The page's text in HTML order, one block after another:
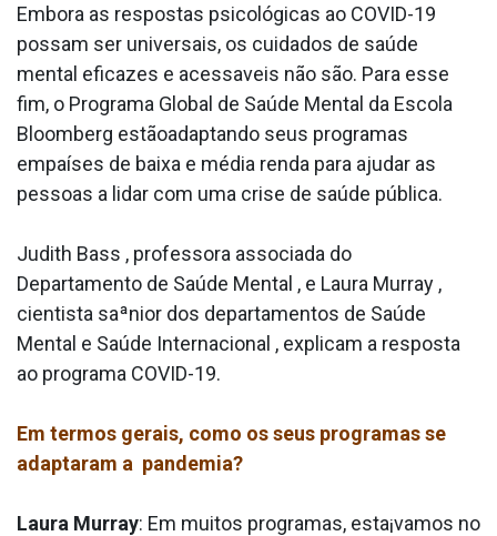
Embora as respostas psicológicas ao COVID-19
possam ser universais, os cuidados de saúde
mental eficazes e acessa­veis não são. Para esse
fim, o Programa Global de Saúde Mental da Escola
Bloomberg estãoadaptando seus programas
empaíses de baixa e média renda para ajudar as
pessoas a lidar com uma crise de saúde pública.
Judith Bass , professora associada do
Departamento de Saúde Mental , e Laura Murray ,
cientista saªnior dos departamentos de Saúde
Mental e Saúde Internacional , explicam a resposta
ao programa COVID-19.
Em termos gerais, como os seus programas se
adaptaram a pandemia?
Laura Murray: Em muitos programas, esta¡vamos no